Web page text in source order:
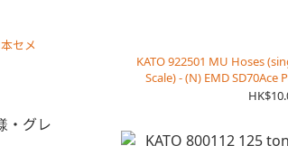
セメ
KATO 922501 MU Hoses
Scale) - (N) EMD SD70Ace
parts, (N) GE C30-7 Parts,